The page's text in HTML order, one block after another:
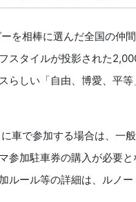
を相棒に選んだ全国の仲
スタイルが投影された
らしい「自由、博愛、平
で参加する場合は、一般
参加駐車券の購入が必要
ルール等の詳細は、ルノ